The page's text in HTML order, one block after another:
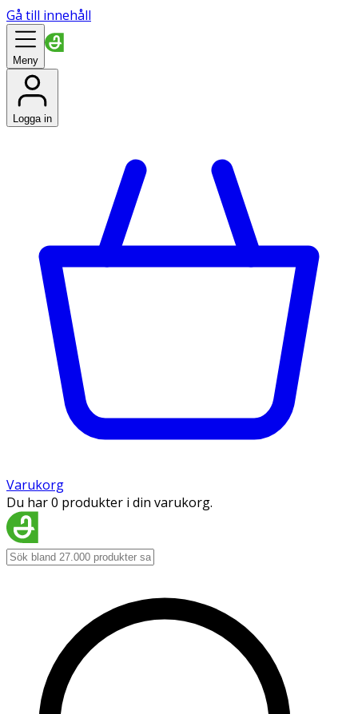
Gå till innehåll
Meny
Logga in
Varukorg
Du har 0 produkter i din varukorg.